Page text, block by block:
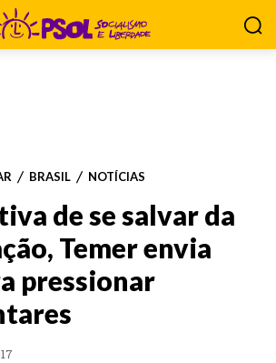
BRASIL NOTÍCIAS
de se salvar da
Temer envia
pressionar